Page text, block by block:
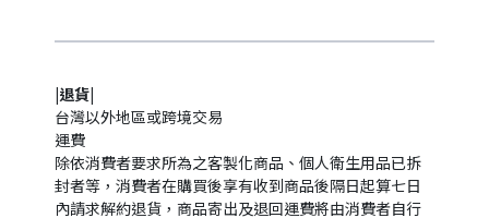
|退貨|
台灣以外地區或跨境交易
運費
除依消費者要求所為之客製化商品、個人衛生用品已拆
封者等，消費者在購買後享有收到商品後隔日起算七日
內請求解約退貨，商品寄出及退回運費將由消費者自行